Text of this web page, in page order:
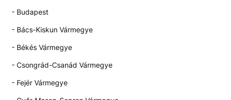
- Budapest
- Bács-Kiskun Vármegye
- Békés Vármegye
- Csongrád-Csanád Vármegye
- Fejér Vármegye